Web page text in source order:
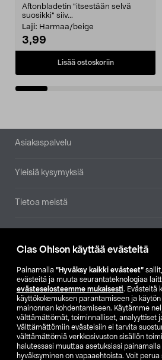
Clas Ohlson käyttää evästeitä
Painamalla ”Hyväksy kaikki evästeet”
evästeitä ja muuta seurantateknologiaa
evästeselosteemme mukaisesti. Evästeitä
käyttökokemuksen parantamiseen ja
mainonnan kohdentamiseen. Käytämme
välttämättömät, toiminnalliset, analyyttiset
Välttämättömiin evästeisiin ei tarvita
välttämättömiä verkkosivuston sisällön
halutessasi muuttaa asetuksiasi painamalla
hyväksyminen on vapaaehtoista. Voit
Aftonbladetin "itsestään selvä
suosikki" siiv...
Laji: Harmaa/beige
3,99
Lisää ostoskoriin
Alatunniste
Asiakaspalvelu
Yleisiä kysymyksiä
Tietoa meistä
Etsi
SE NO FI
FI SV